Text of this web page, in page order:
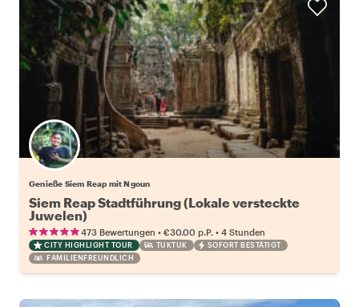
Genieße Siem Reap mit Ngoun
Siem Reap Stadtführung (Lokale versteckte
Juwelen)
473 Bewertungen • €30.00 p.P. • 4 Stunden
CITY HIGHLIGHT TOUR TUKTUK
SOFORT BESTÄTIGT
FAMILIENFREUNDLICH